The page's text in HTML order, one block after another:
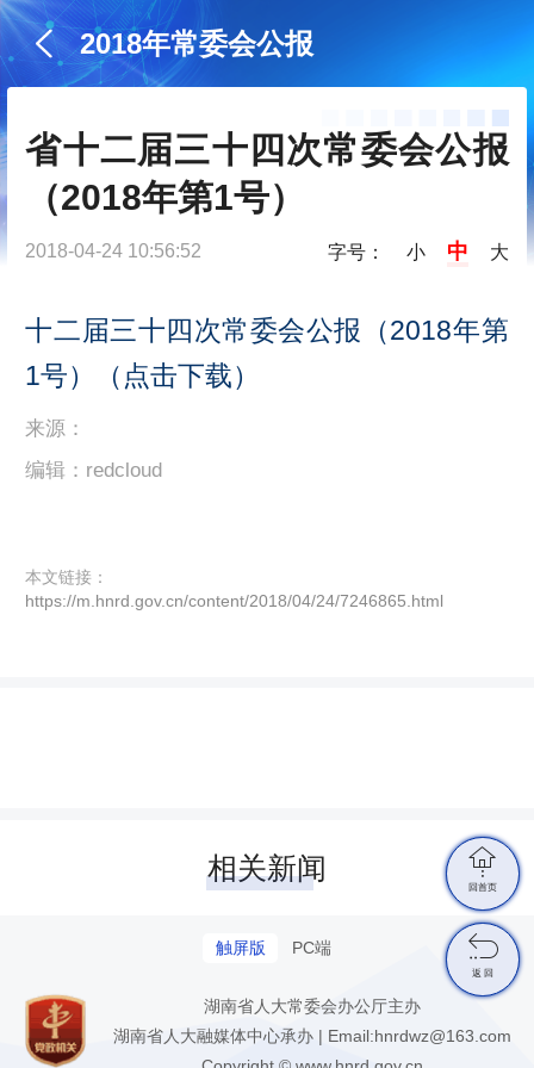
2018年常委会公报
省十二届三十四次常委会公报
（2018年第1号）
2018-04-24 10:56:52 字号： 小 中 大
十二届三十四次常委会公报（2018年第
1号）（点击下载）
来源：
编辑：redcloud
本文链接：
https://m.hnrd.gov.cn/content/2018/04/24/7246865.html
相关新闻
触屏版 PC端
湖南省人大常委会办公厅主办
湖南省人大融媒体中心承办 | Email:hnrdwz@163.com

回首页

返 回